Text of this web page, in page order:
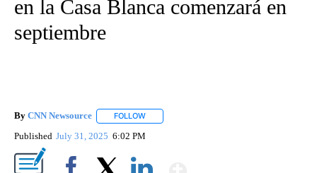
en la Casa Blanca comenzará en
septiembre
By CNN Newsource FOLLOW
Published July 31, 2025 6:02 PM